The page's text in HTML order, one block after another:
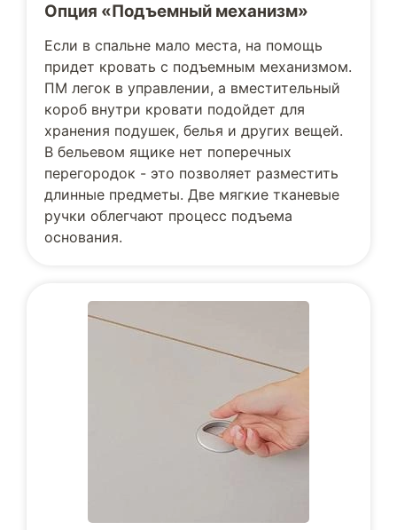
Опция «Подъемный механизм»
Если в спальне мало места, на помощь
придет кровать с подъемным механизмом.
ПМ легок в управлении, а вместительный
короб внутри кровати подойдет для
хранения подушек, белья и других вещей.
В бельевом ящике нет поперечных
перегородок - это позволяет разместить
длинные предметы. Две мягкие тканевые
ручки облегчают процесс подъема
основания.